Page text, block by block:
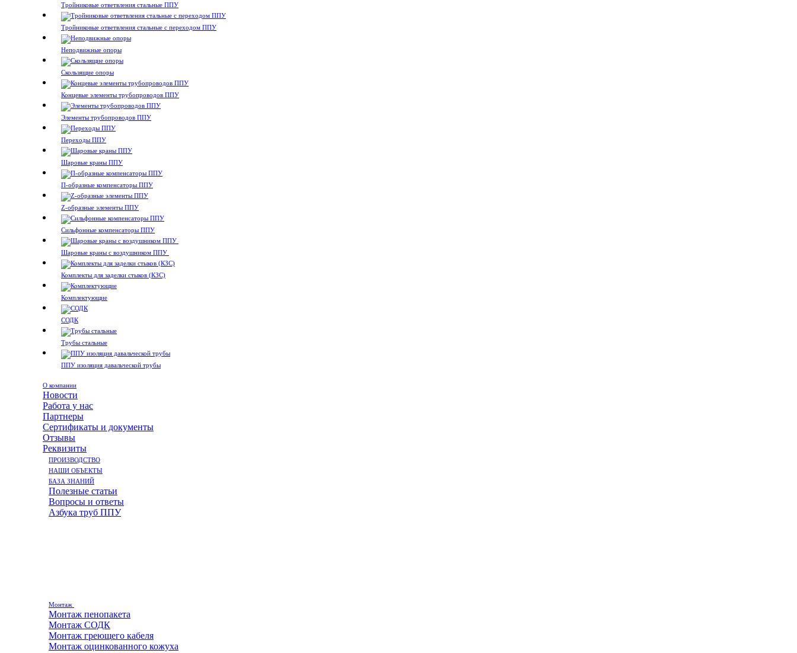
Тройниковые ответвления стальные ППУ
Тройниковые ответвления стальные с переходом ППУ
Неподвижные опоры
Скользящие опоры
Концевые элементы трубопроводов ППУ
Элементы трубопроводов ППУ
Переходы ППУ
Шаровые краны ППУ
П-образные компенсаторы ППУ
Z-образные элементы ППУ
Сильфонные компенсаторы ППУ
Шаровые краны с воздушником ППУ
Комплекты для заделки стыков (КЗС)
Комплектующие
СОДК
Трубы стальные
ППУ изоляция давальческой трубы
О компании
Новости
Работа у нас
Партнеры
Сертификаты и документы
Отзывы
Реквизиты
ПРОИЗВОДСТВО
НАШИ ОБЪЕКТЫ
БАЗА ЗНАНИЙ
Полезные статьи
Вопросы и ответы
Азбука труб ППУ
Монтаж
Монтаж пенопакета
Монтаж СОДК
Монтаж греющего кабеля
Монтаж оцинкованного кожуха